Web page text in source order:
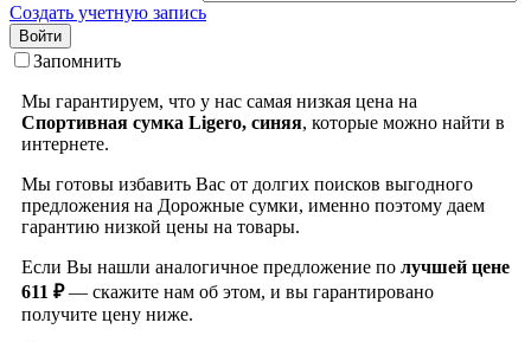
Создать учетную запись
Войти
Запомнить
Мы гарантируем, что у нас самая низкая цена на
Спортивная сумка Ligero, синяя, которые можно найти в
интернете.
Мы готовы избавить Вас от долгих поисков выгодного
предложения на Дорожные сумки, именно поэтому даем
гарантию низкой цены на товары.
Если Вы нашли аналогичное предложение по лучшей цене
611 ₽— скажите нам об этом, и вы гарантировано
получите цену ниже.